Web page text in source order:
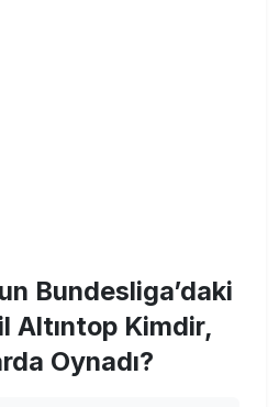
Bundesliga’daki
Altıntop Kimdir,
Oynadı?